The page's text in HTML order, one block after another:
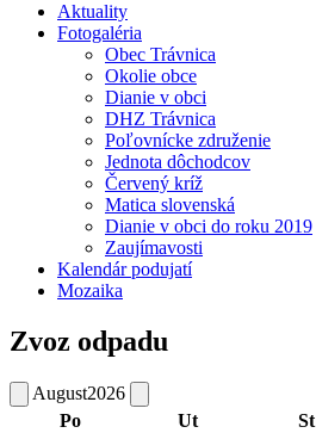
Aktuality
Fotogaléria
Obec Trávnica
Okolie obce
Dianie v obci
DHZ Trávnica
Poľovnícke združenie
Jednota dôchodcov
Červený kríž
Matica slovenská
Dianie v obci do roku 2019
Zaujímavosti
Kalendár podujatí
Mozaika
Zvoz odpadu
August2026
Po
Ut St